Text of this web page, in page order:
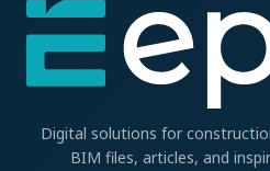
Digital solutions for
BIM files, articles, and